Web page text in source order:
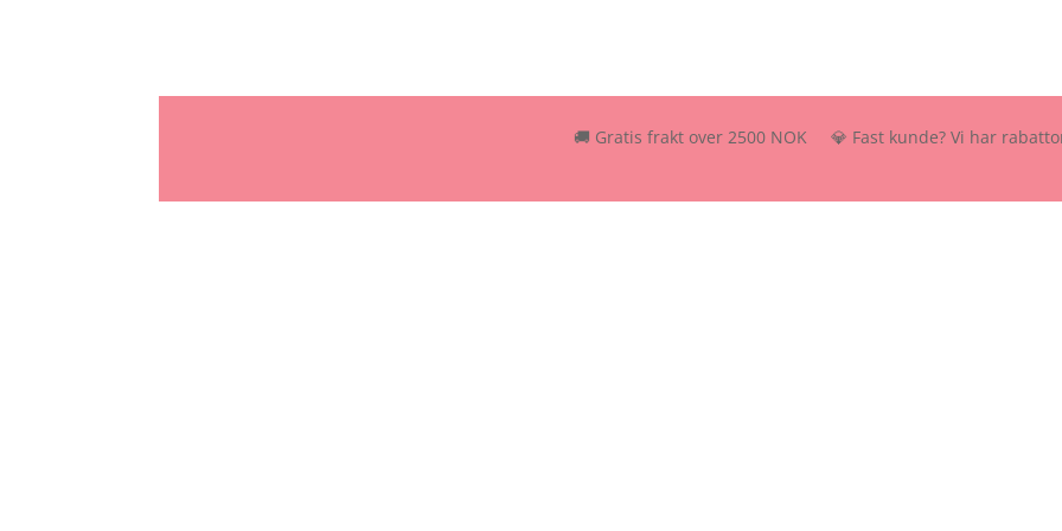
🚚 Gratis frakt over 2500 NOK 💎 Fast kunde? Vi har